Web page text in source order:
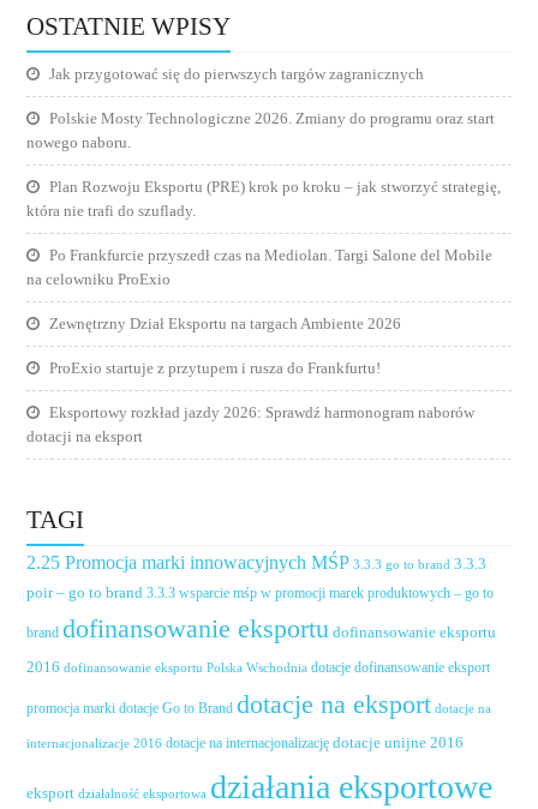
OSTATNIE WPISY
Jak przygotować się do pierwszych targów zagranicznych
Polskie Mosty Technologiczne 2026. Zmiany do programu oraz start
nowego naboru.
Plan Rozwoju Eksportu (PRE) krok po kroku – jak stworzyć strategię,
która nie trafi do szuflady.
Po Frankfurcie przyszedł czas na Mediolan. Targi Salone del Mobile
na celowniku ProExio
Zewnętrzny Dział Eksportu na targach Ambiente 2026
ProExio startuje z przytupem i rusza do Frankfurtu!
Eksportowy rozkład jazdy 2026: Sprawdź harmonogram naborów
dotacji na eksport
TAGI
2.25 Promocja marki innowacyjnych MŚP 3.3.3 go to brand 3.3.3
poir – go to brand 3.3.3 wsparcie mśp w promocji marek produktowych – go to
brand dofinansowanie eksportu dofinansowanie eksportu
2016 dofinansowanie eksportu Polska Wschodnia dotacje dofinansowanie eksport
promocja marki dotacje Go to Brand dotacje na eksport dotacje na
internacjonalizacje 2016 dotacje na internacjonalizację dotacje unijne 2016
eksport działalność eksportowa działania eksportowe